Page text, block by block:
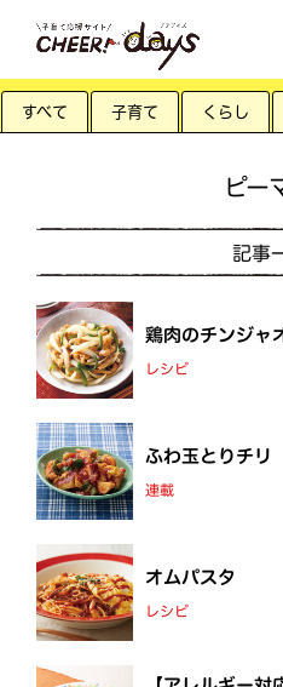
すべて 子育て くらし
ピー
記事
鶏肉のチンジャ
レシピ
ふわ玉とりチリ
連載
オムパスタ
レシピ